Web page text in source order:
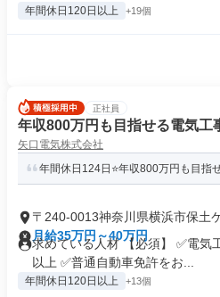
年間休日120日以上 +19個
正社員
年収800万円も目指せる電気工
矢口電気株式会社
年間休日124日⭐年収800万円も目指
〒240-0013神奈川県横浜市保土
町
月給35万円～40万円
求めている人材 【必須】 ✅電気
以上 ✅普通自動車免許をお...
年間休日120日以上 +13個